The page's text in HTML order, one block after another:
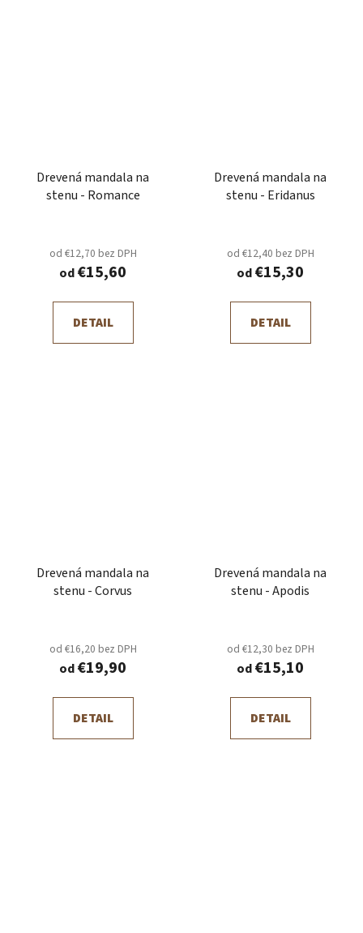
Drevená mandala na
stenu - Romance
od €12,70 bez DPH
od€15,60
DETAIL
Drevená mandala na
stenu - Eridanus
od €12,40 bez DPH
od€15,30
DETAIL
Drevená mandala na
stenu - Corvus
od €16,20 bez DPH
od€19,90
DETAIL
Drevená mandala na
stenu - Apodis
od €12,30 bez DPH
od€15,10
DETAIL